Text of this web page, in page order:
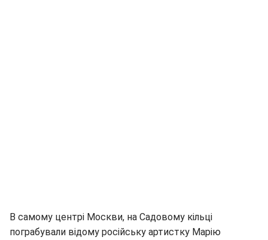
В самому центрі Москви, на Садовому кільці
пограбували відому російську артистку Марію